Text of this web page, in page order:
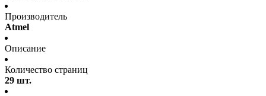
Производитель
Atmel
Описание
Количество страниц
29 шт.